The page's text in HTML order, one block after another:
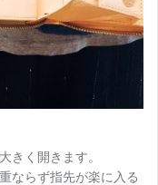
きく開きます。
ならず指先が楽に入る